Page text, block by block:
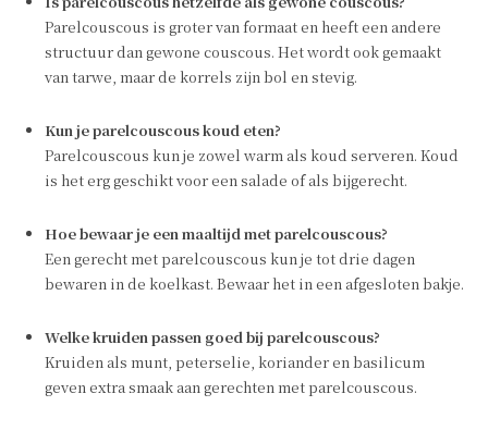
Parelcouscous is groter van formaat en heeft een andere
structuur dan gewone couscous. Het wordt ook gemaakt
van tarwe, maar de korrels zijn bol en stevig.
Kun je parelcouscous koud eten?
Parelcouscous kun je zowel warm als koud serveren. Koud
is het erg geschikt voor een salade of als bijgerecht.
Hoe bewaar je een maaltijd met parelcouscous?
Een gerecht met parelcouscous kun je tot drie dagen
bewaren in de koelkast. Bewaar het in een afgesloten bakje.
Welke kruiden passen goed bij parelcouscous?
Kruiden als munt, peterselie, koriander en basilicum
geven extra smaak aan gerechten met parelcouscous.